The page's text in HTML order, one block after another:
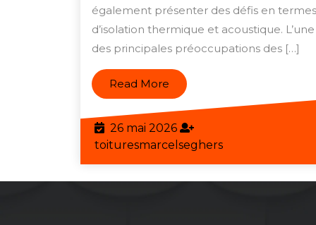
Toits
grâce
également présenter des défis en termes
d’isolation thermique et acoustique. L’une
des principales préoccupations des […]
Read More Read
More
26 mai 202626
mai
2026
toituresmarcelseghers